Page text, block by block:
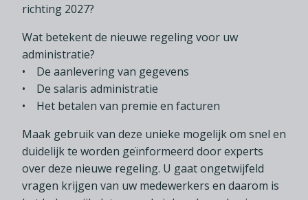
richting 2027?
Wat betekent de nieuwe regeling voor uw
administratie?
• De aanlevering van gegevens
• De salaris administratie
• Het betalen van premie en facturen
Maak gebruik van deze unieke mogelijk om snel en
duidelijk te worden geïnformeerd door experts
over deze nieuwe regeling. U gaat ongetwijfeld
vragen krijgen van uw medewerkers en daarom is